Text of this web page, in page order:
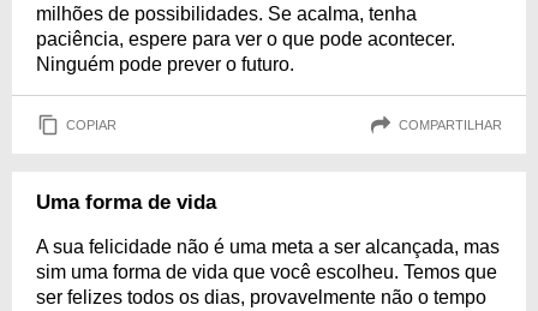
milhões de possibilidades. Se acalma, tenha
paciência, espere para ver o que pode acontecer.
Ninguém pode prever o futuro.
COPIAR COMPARTILHAR
Uma forma de vida
A sua felicidade não é uma meta a ser alcançada, mas
sim uma forma de vida que você escolheu. Temos que
ser felizes todos os dias, provavelmente não o tempo